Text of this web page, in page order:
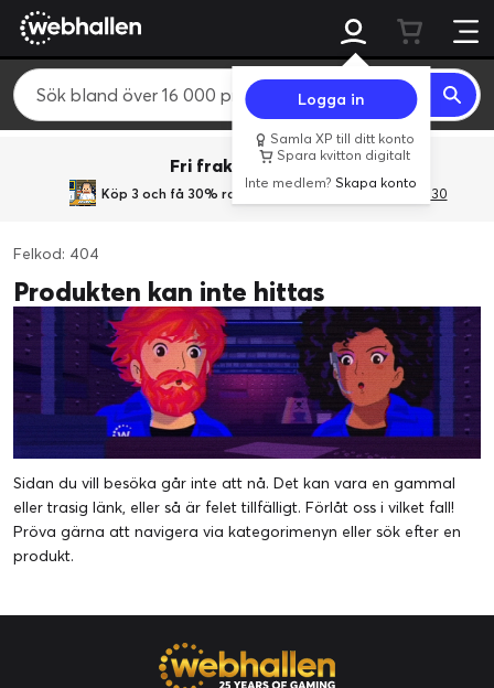
Logga in
Samla XP till ditt konto
Spara kvitton digitalt
Inte medlem?Skapa konto
Fri frakt över 800 kr.
Köp 3 och få 30% rabatt med rabattkoden 3Gives30
Felkod: 404
Produkten kan inte hittas
Sidan du vill besöka går inte att nå. Det kan vara en gammal
eller trasig länk, eller så är felet tillfälligt. Förlåt oss i vilket fall!
Pröva gärna att navigera via kategorimenyn eller sök efter en
produkt.